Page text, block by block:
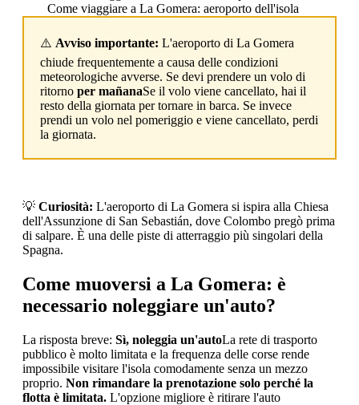
Come viaggiare a La Gomera: aeroporto dell'isola
⚠️ Avviso importante: L'aeroporto di La Gomera
chiude frequentemente a causa delle condizioni
meteorologiche avverse. Se devi prendere un volo di
ritorno per mañanaSe il volo viene cancellato, hai il
resto della giornata per tornare in barca. Se invece
prendi un volo nel pomeriggio e viene cancellato, perdi
la giornata.
💡 Curiosità: L'aeroporto di La Gomera si ispira alla Chiesa
dell'Assunzione di San Sebastián, dove Colombo pregò prima
di salpare. È una delle piste di atterraggio più singolari della
Spagna.
Come muoversi a La Gomera: è
necessario noleggiare un'auto?
La risposta breve: Sì, noleggia un'autoLa rete di trasporto
pubblico è molto limitata e la frequenza delle corse rende
impossibile visitare l'isola comodamente senza un mezzo
proprio. Non rimandare la prenotazione solo perché la
flotta è limitata. L'opzione migliore è ritirare l'auto